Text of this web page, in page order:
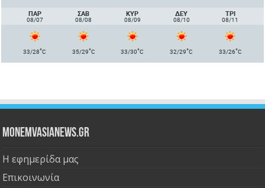
ΠΑΡ
08/07
ΣΑΒ
08/08
ΚΥΡ
08/09
ΔΕΥ
08/10
ΤΡΙ
08/11
33/28°C 35/29°C 33/30°C 32/29°C 33/26°C
Monemvasianews.gr
Η εφημερίδα μας
Επικοινωνία